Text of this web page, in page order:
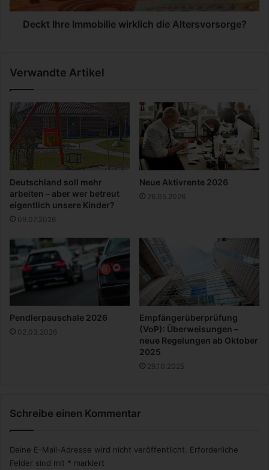
t
ü
n
e
H
k
e
e
b
e
w
l
i
h
d
e
l
e
r
r
g
?
Deckt Ihre Immobilie wirklich die Altersvorsorge?
Verwandte Artikel
Deutschland soll mehr
arbeiten – aber wer betreut
eigentlich unsere Kinder?
09.07.2026
Neue Aktivrente 2026
26.05.2026
Pendlerpauschale 2026
02.03.2026
Empfängerüberprüfung
(VoP): Überweisungen –
neue Regelungen ab Oktober
2025
29.10.2025
Schreibe einen Kommentar
Deine E-Mail-Adresse wird nicht veröffentlicht.
Erforderliche
Felder sind mit * markiert